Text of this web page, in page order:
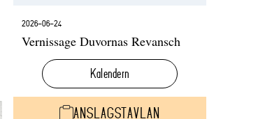
2026-06-24
Vernissage Duvornas Revansch
Kalendern
ANSLAGSTAVLAN